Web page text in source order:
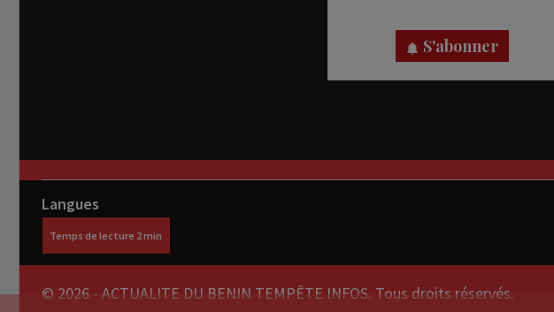
S'abonner
Langues
© 2026 - ACTUALITE DU BENIN TEMPÊTE INFOS. Tous droits réservés.